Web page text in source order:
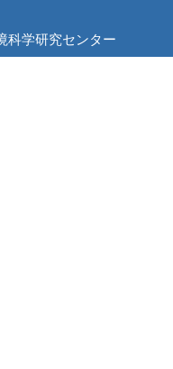
科学研究センター